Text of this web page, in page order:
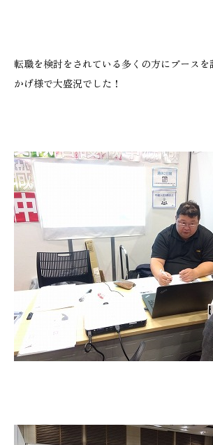
転職を検討をされている多くの方にブース
かげ様で大盛況でした！